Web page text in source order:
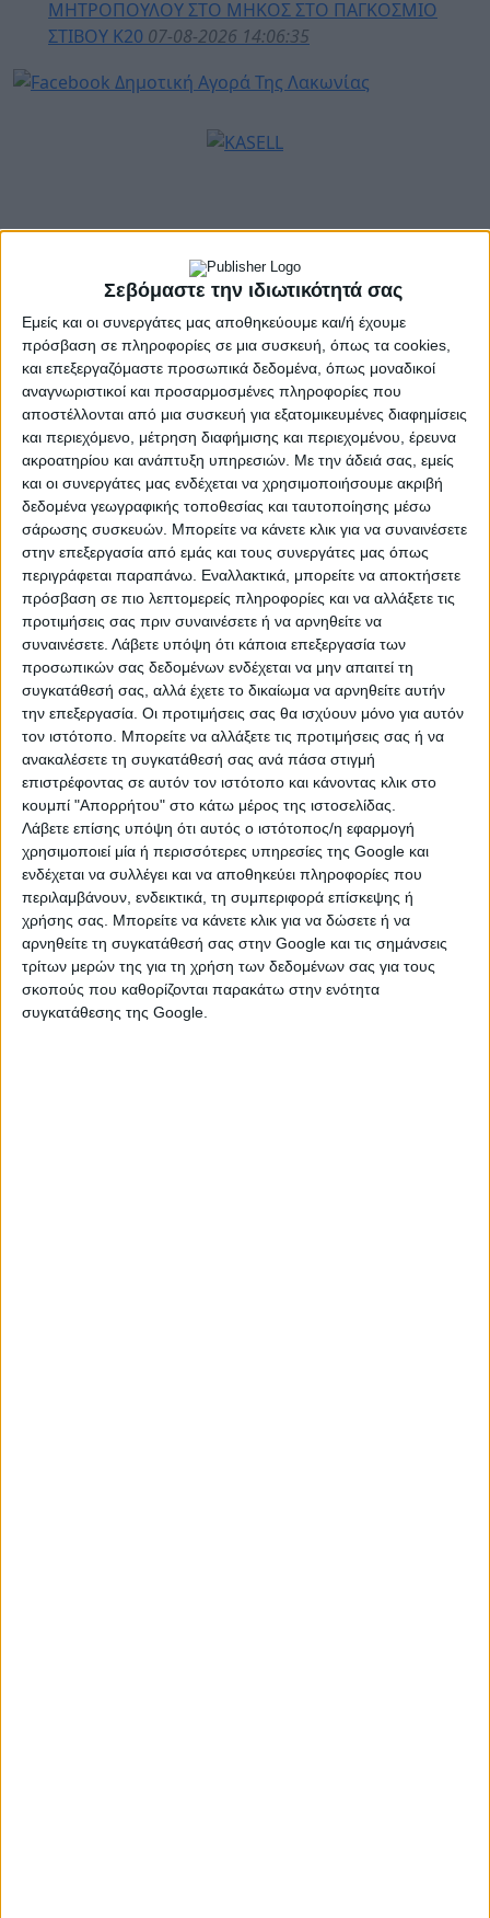
Σεβόμαστε την ιδιωτικότητά σας
Εμείς και οι συνεργάτες μας αποθηκεύουμε και/ή έχουμε
πρόσβαση σε πληροφορίες σε μια συσκευή, όπως τα cookies,
και επεξεργαζόμαστε προσωπικά δεδομένα, όπως μοναδικοί
αναγνωριστικοί και προσαρμοσμένες πληροφορίες που
αποστέλλονται από μια συσκευή για εξατομικευμένες διαφημίσεις
και περιεχόμενο, μέτρηση διαφήμισης και περιεχομένου, έρευνα
ακροατηρίου και ανάπτυξη υπηρεσιών. Με την άδειά σας, εμείς
και οι συνεργάτες μας ενδέχεται να χρησιμοποιήσουμε ακριβή
δεδομένα γεωγραφικής τοποθεσίας και ταυτοποίησης μέσω
σάρωσης συσκευών. Μπορείτε να κάνετε κλικ για να συναινέσετε
στην επεξεργασία από εμάς και τους συνεργάτες μας όπως
περιγράφεται παραπάνω. Εναλλακτικά, μπορείτε να αποκτήσετε
πρόσβαση σε πιο λεπτομερείς πληροφορίες και να αλλάξετε τις
προτιμήσεις σας πριν συναινέσετε ή να αρνηθείτε να
συναινέσετε. Λάβετε υπόψη ότι κάποια επεξεργασία των
προσωπικών σας δεδομένων ενδέχεται να μην απαιτεί τη
συγκατάθεσή σας, αλλά έχετε το δικαίωμα να αρνηθείτε αυτήν
την επεξεργασία. Οι προτιμήσεις σας θα ισχύουν μόνο για αυτόν
τον ιστότοπο. Μπορείτε να αλλάξετε τις προτιμήσεις σας ή να
ανακαλέσετε τη συγκατάθεσή σας ανά πάσα στιγμή
επιστρέφοντας σε αυτόν τον ιστότοπο και κάνοντας κλικ στο
κουμπί "Απορρήτου" στο κάτω μέρος της ιστοσελίδας.
Λάβετε επίσης υπόψη ότι αυτός ο ιστότοπος/η εφαρμογή
χρησιμοποιεί μία ή περισσότερες υπηρεσίες της Google και
ενδέχεται να συλλέγει και να αποθηκεύει πληροφορίες που
περιλαμβάνουν, ενδεικτικά, τη συμπεριφορά επίσκεψης ή
χρήσης σας. Μπορείτε να κάνετε κλικ για να δώσετε ή να
αρνηθείτε τη συγκατάθεσή σας στην Google και τις σημάνσεις
τρίτων μερών της για τη χρήση των δεδομένων σας για τους
σκοπούς που καθορίζονται παρακάτω στην ενότητα
συγκατάθεσης της Google.
ΜΗΤΡΟΠΟΎΛΟΥ ΣΤΟ ΜΉΚΟΣ ΣΤΟ ΠΑΓΚΌΣΜΙΟ
ΣΤΊΒΟΥ Κ20 07-08-2026 14:06:35
11:13 - 7 Αυγ 2026
Άννα Στρούμπου, η πρώτη Ελληνίδα στην
ιστορία του Παγκόσμιου Πρωταθλήματος
Στίβου Κ20 που προκρίνεται σε Τελικό των
3.000 μ. στιπλ.
11:06 - 7 Αυγ 2026
Ασημένιο Μετάλλιο για την Έβελυν
Μητροπούλου στο μήκος στο Παγκόσμιο
Στίβου Κ20
11:02 - 7 Αυγ 2026
Νίκη της Εθνικής Πόλο Νέων Γυναικών επί
της Μεγάλης Βρετανίας στο Ευρωπϊκό
Πρωτάθλημα Πόλο Κ20: